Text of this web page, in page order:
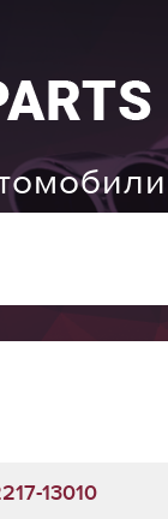
13010